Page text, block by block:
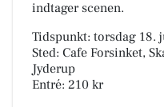
indtager scenen.
Tidspunkt: torsdag 18.
Sted: Cafe Forsinket,
Jyderup
Entré: 210 kr